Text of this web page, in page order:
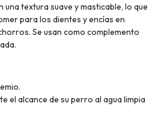
una textura suave y masticable, lo que
para los dientes y encías en
Se usan como complemento
el alcance de su perro al agua limpia